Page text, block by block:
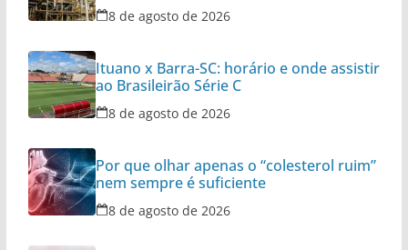
8 de agosto de 2026
Ituano x Barra-SC: horário e onde assistir
ao Brasileirão Série C
8 de agosto de 2026
Por que olhar apenas o “colesterol ruim”
nem sempre é suficiente
8 de agosto de 2026